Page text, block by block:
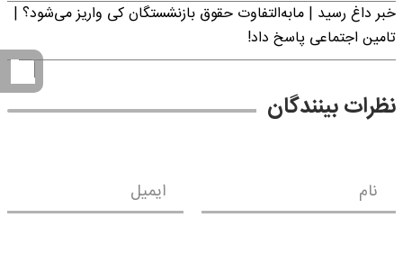
خبر داغ رسید | مابه‌التفاوت حقوق بازنشستگان کی واریز می‌شود؟ |
تامین اجتماعی پاسخ داد!
نظرات بینندگان
نام ایمیل